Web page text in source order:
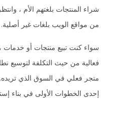
شراء المنتجات بلغتهم الأم ،
من مواقع الويب بلغات غير أصلية.
سواء كنت تبيع منتجات أو خدمات ،
فعالية من حيث التكلفة لتوسيع
متجر فعلي في السوق الذي
إحدى الخطوات الأولى في بناء